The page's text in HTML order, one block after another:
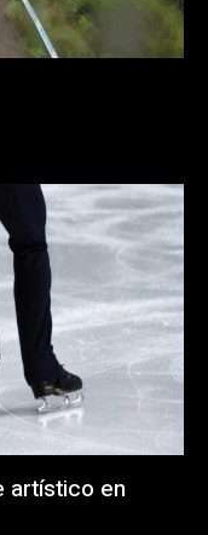
artí­stico en